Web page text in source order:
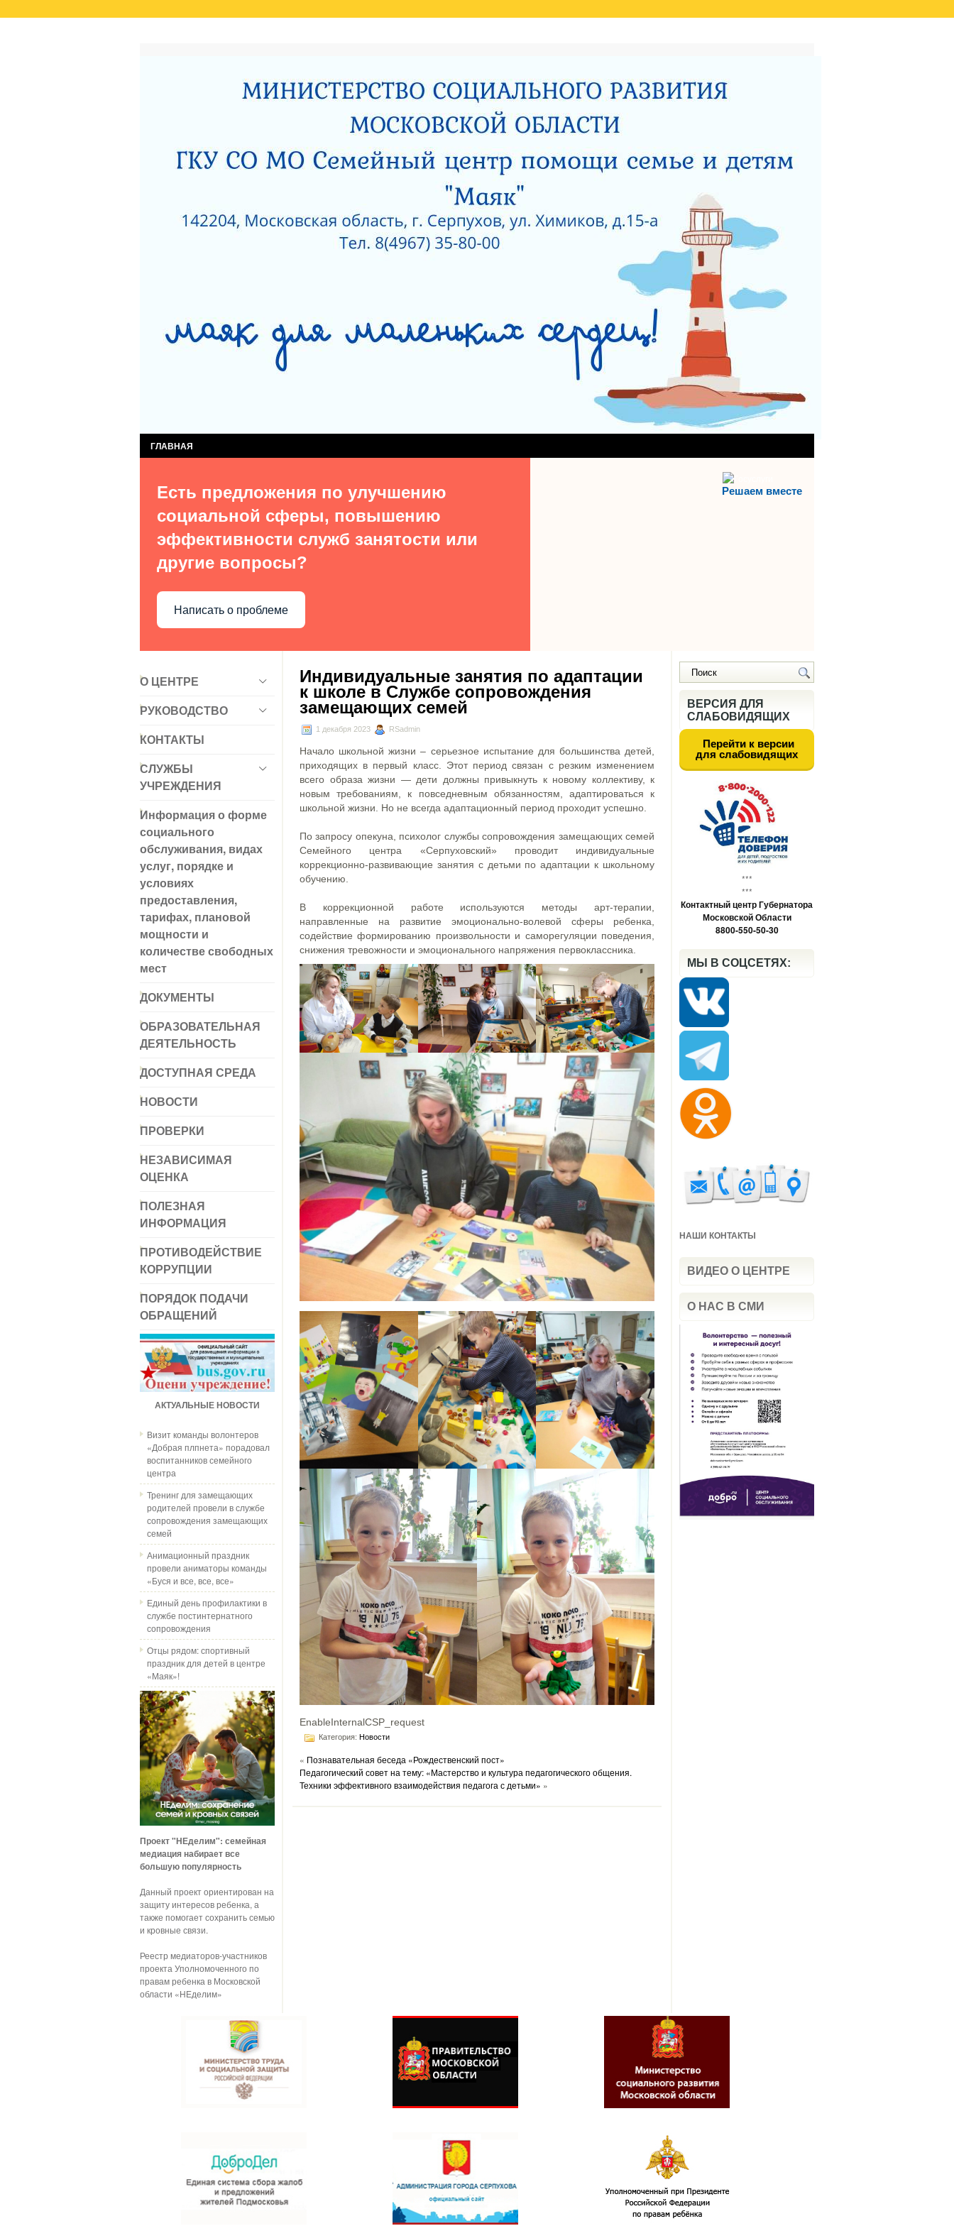
РОДИТЕЛЯМ О ПОЗИТИВНОМ МЫШЛЕНИИ РОДИТЕЛЯМ О ПОЗИТИВНОМ МЫШЛЕНИИ
АКТ ПРОВЕРКИ СЕРПУХОВСКОЙ ГОРОДСКОЙ ПРОКУРАТУРЫ САНИТАРНО — ЭПИДЕМИОЛОГИЧЕСКОЕ ЗАКЛЮЧЕНИЕ ВИДЕО
ПОЛОЖЕНИЕ О ПОПЕЧИТЕЛЬСКОМ СОВЕТЕ ПРИ ГКУСО МО «СЕРПУХОВСКИЙ ГОРОДСКОЙ СОЦИАЛЬНО-РЕАБИЛИТАЦИОННЫЙ ЦЕНТР ДЛЯ
ЗИМНИЕ ЗАБАВЫ ЧТО НУЖНО ЗНАТЬ О КОРРУПЦИИ ЛИЦЕНЗИЯ НА ОСУЩЕСТВЛЕНИЕ МЕДИЦИНСКОЙ ДЕЯТЕЛЬНОСТИ
КАК ЗАЩИТИТЬ РЕБЕНКА ОТ ПАДЕНИЯ ИЗ ОКНА? КАК ЗАЩИТИТЬ РЕБЕНКА ОТ ПАДЕНИЯ ИЗ ОКНА?
ЧТО НУЖНО ЗНАТЬ О КОРРУПЦИИ?
НЕЗАВИСИМАЯ ОЦЕНКА КАЧЕСТВА РАБОТЫ УЧРЕЖДЕНИЙ СОЦИАЛЬНОГО ОБСЛУЖИВАНИЯ, ПОДВЕДОМСТВЕННЫХ МИНИСТЕРСТВУ СОЦИАЛЬНОГО
ДОРОЖНАЯ КАРТА «ПО УЛУЧШЕНИЮ ОКАЗАНИЯ СОЦИАЛЬНЫХ УСЛУГ ПО РЕЗУЛЬТАТАМ НЕЗАВИСИМОЙ ОЦЕНКИ КАЧЕСТВА РАБОТЫ ГКУСО МО
«СЕРПУХОВСКИЙ ГОРОДСКОЙ СОЦИАЛЬНО-РЕАБИЛИТАЦИОННЫЙ ЦЕНТР ДЛЯ НЕСОВЕРШЕННОЛЕТНИХ» (2015 ГОД)
ЗАЩИТА ПРАВ ДЕТЕЙ
ПОРЯДОК ПОДАЧИ ОБРАЩЕНИЯ
СЛУЖБА КОМПЛЕКСНОЙ ПОМОЩИ ДЕТЯМ СЛУЖБА СОПРОВОЖДЕНИЯ ЗАМЕЩАЮЩИХ СЕМЕЙ #15513 (БЕЗ НАЗВАНИЯ)
СЛУЖБА ПОСТИНТЕРНАТНОГО СОПРОВОЖДЕНИЯ ВЫПУСКНИКОВ ИЗ ЧИСЛА ДЕТЕЙ-СИРОТ УЧАСТКОВАЯ СОЦИАЛЬНАЯ СЛУЖБА
ГЛАВНАЯ
Решаем вместе
Есть предложения по улучшению
социальной сферы, повышению
эффективности служб занятости или
другие вопросы?
Написать о проблеме
О ЦЕНТРЕ
РУКОВОДСТВО
КОНТАКТЫ
СЛУЖБЫ
УЧРЕЖДЕНИЯ
Информация о форме
социального
обслуживания, видах
услуг, порядке и
условиях
предоставления,
тарифах, плановой
мощности и
количестве свободных
мест
ДОКУМЕНТЫ
ОБРАЗОВАТЕЛЬНАЯ
ДЕЯТЕЛЬНОСТЬ
ДОСТУПНАЯ СРЕДА
НОВОСТИ
ПРОВЕРКИ
НЕЗАВИСИМАЯ
ОЦЕНКА
ПОЛЕЗНАЯ
ИНФОРМАЦИЯ
ПРОТИВОДЕЙСТВИЕ
КОРРУПЦИИ
ПОРЯДОК ПОДАЧИ
ОБРАЩЕНИЙ
АКТУАЛЬНЫЕ НОВОСТИ
Визит команды волонтеров
«Добрая плпнета» порадовал
воспитанников семейного
центра
Тренинг для замещающих
родителей провели в службе
сопровождения замещающих
семей
Анимационный праздник
провели аниматоры команды
«Буся и все, все, все»
Единый день профилактики в
службе постинтернатного
сопровождения
Отцы рядом: спортивный
праздник для детей в центре
«Маяк»!
Проект "НЕделим": семейная
медиация набирает все
большую популярность
Данный проект ориентирован на
защиту интересов ребенка, а
также помогает сохранить семью
и кровные связи.
Реестр медиаторов-участников
проекта Уполномоченного по
правам ребенка в Московской
области «НЕделим»
Индивидуальные занятия по адаптации
к школе в Службе сопровождения
замещающих семей
1 декабря 2023 RSadmin
Начало школьной жизни – серьезное испытание для большинства детей,
приходящих в первый класс. Этот период связан с резким изменением
всего образа жизни — дети должны привыкнуть к новому коллективу, к
новым требованиям, к повседневным обязанностям, адаптироваться к
школьной жизни. Но не всегда адаптационный период проходит успешно.
По запросу опекуна, психолог службы сопровождения замещающих семей
Семейного центра «Серпуховский» проводит индивидуальные
коррекционно-развивающие занятия с детьми по адаптации к школьному
обучению.
В коррекционной работе используются методы арт-терапии,
направленные на развитие эмоционально-волевой сферы ребенка,
содействие формированию произвольности и саморегуляции поведения,
снижения тревожности и эмоционального напряжения первоклассника.
EnableInternalCSP_request
Категория: Новости
« Познавательная беседа «Рождественский пост»
Педагогический совет на тему: «Мастерство и культура педагогического общения.
Техники эффективного взаимодействия педагога с детьми» »
ВЕРСИЯ ДЛЯ
СЛАБОВИДЯЩИХ
Перейти к версии
для слабовидящих
***
***
Контактный центр Губернатора
Московской Области
8800-550-50-30
МЫ В СОЦСЕТЯХ:
НАШИ КОНТАКТЫ
ВИДЕО О ЦЕНТРЕ
О НАС В СМИ